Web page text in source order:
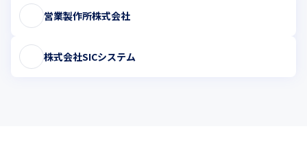
営業製作所株式会社
株式会社SICシステム